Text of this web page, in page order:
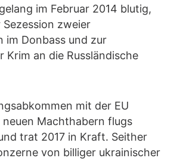
im Februar 2014 blutig,
zweier
im Donbass und zur
Krim an die Russländische
mit der EU
Machthabern flugs
trat 2017 in Kraft. Seither
von billiger ukrainischer